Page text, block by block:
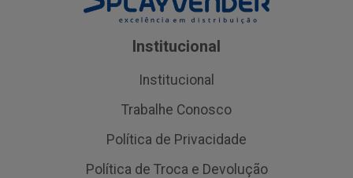
Institucional
Institucional
Trabalhe Conosco
Política de Privacidade
Política de Troca e Devolução